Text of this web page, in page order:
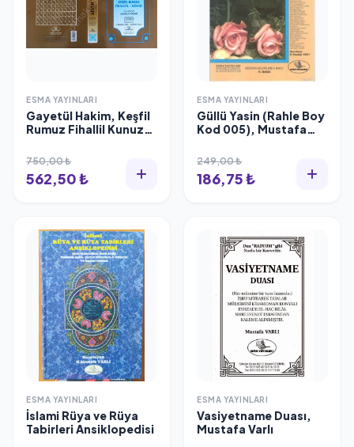
ESMA YAYINLARI
Gayetül Hakim, Keşfil
Rumuz Fihallil Kunuz,
Nasar
750,00 ₺
562,50 ₺
ESMA YAYINLARI
Güllü Yasin (Rahle Boy
Kod 005), Mustafa
249,00 ₺
186,75 ₺
ESMA YAYINLARI
İslami Rüya ve Rüya
Tabirleri Ansiklopedisi
ESMA YAYINLARI
Vasiyetname Duası,
Mustafa Varlı